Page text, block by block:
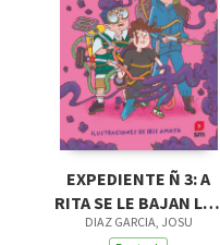
EXPEDIENTE Ñ 3: A
RITA SE LE BAJAN LOS
HUMOS
DIAZ GARCIA, JOSU